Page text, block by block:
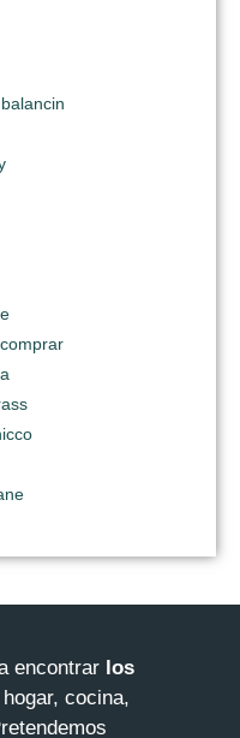
encontrar los
cocina,